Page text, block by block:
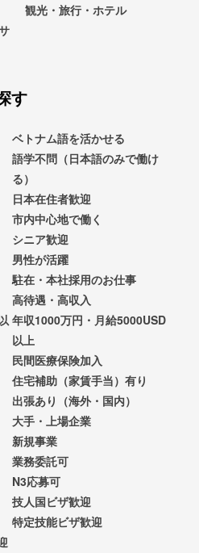
観光・旅行・ホテル
す
ベトナム語を活かせる
語学不問（日本語のみで働け
る）
日本在住者歓迎
市内中心地で働く
シニア歓迎
男性が活躍
駐在・本社採用のお仕事
高待遇・高収入
年収1000万円・月給5000USD
以上
民間医療保険加入
住宅補助（家賃手当）有り
出張あり（海外・国内）
大手・上場企業
新規事業
業務委託可
N3応募可
技人国ビザ歓迎
特定技能ビザ歓迎